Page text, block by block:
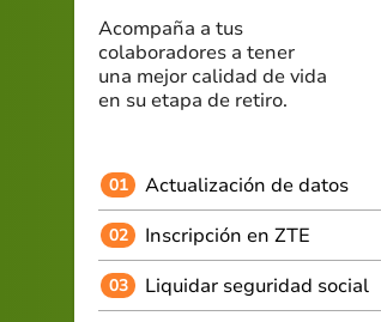
Acompaña a tus
colaboradores a tener
una mejor calidad de vida
en su etapa de retiro.
01 Actualización de datos
02 Inscripción en ZTE
03 Liquidar seguridad social